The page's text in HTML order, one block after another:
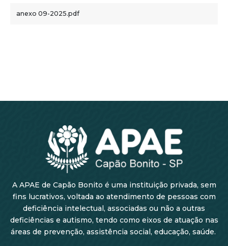
anexo 09-2025.pdf
A APAE de Capão Bonito é uma instituição privada, sem
fins lucrativos, voltada ao atendimento de pessoas com
deficiência intelectual, associadas ou não a outras
deficiências e autismo, tendo como eixos de atuação nas
áreas de prevenção, assistência social, educação, saúde.